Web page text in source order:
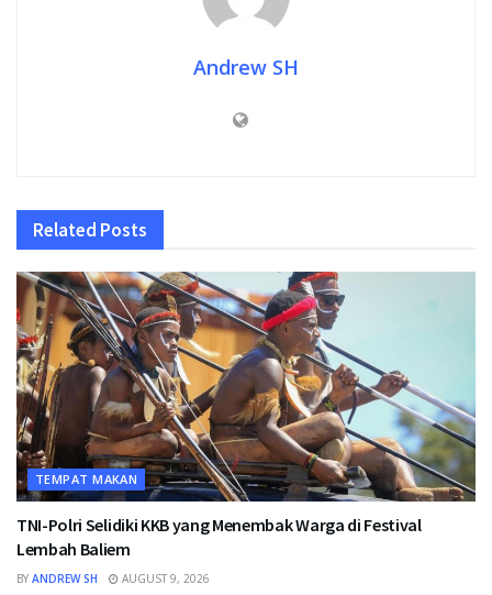
Andrew SH
Related Posts
TEMPAT MAKAN
TNI-Polri Selidiki KKB yang Menembak Warga di Festival
Lembah Baliem
BY ANDREW SH AUGUST 9, 2026